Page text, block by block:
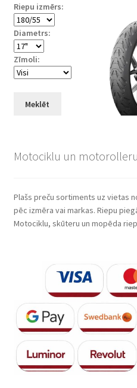
Riepu izmērs:
Diametrs:
Zīmoli:
Meklēt
Motociklu un
Plašs preču sortiments uz vietas
pēc izmēra vai markas. Riepu
Motociklu, skūteru un mopēda